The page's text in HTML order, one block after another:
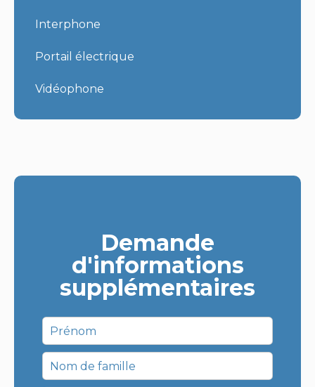
Interphone
Portail électrique
Vidéophone
Demande
d'informations
supplémentaires